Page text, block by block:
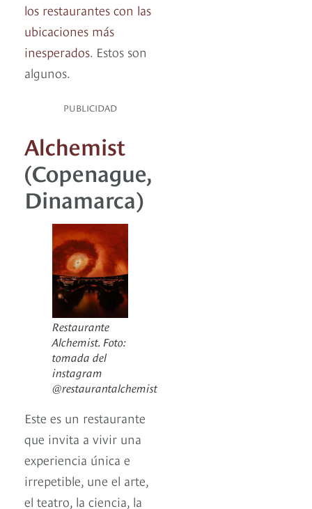
los restaurantes con las
ubicaciones más
inesperados. Estos son
algunos.
PUBLICIDAD
Alchemist
(Copenague,
Dinamarca)
Restaurante
Alchemist. Foto:
tomada del
instagram
@restaurantalchemist
Este es un restaurante
que invita a vivir una
experiencia única e
irrepetible, une el arte,
el teatro, la ciencia, la